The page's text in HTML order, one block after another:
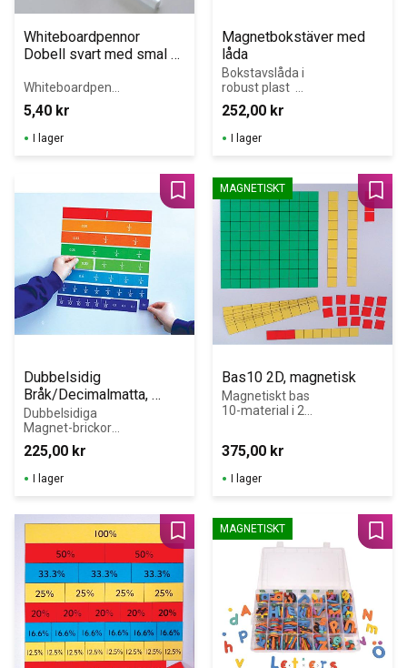
Whiteboardpennor
Dobell svart med smal
Whiteboardpenn
or med smal
spets som till
exempel passar
perfekt till våra
5,40 kr
I lager
Magnetbokstäver med
låda
Bokstavslåda i
robust plast
med 188
magnetbokstäve
r i foam
(svenska
252,00 kr
I lager
Dubbelsidig
Bråk/Decimalmatta,
magnetisk
Dubbelsidiga
Magnet-brickor
Bråk/Decimal
225,00 kr
Lägg till i favoriter
I lager
Bas10 2D, magnetisk
Magnetiskt bas
10-material i 2D
375,00 kr
MAGNETISKT
I lager
Lägg till i favoriter
MAGNETISKT